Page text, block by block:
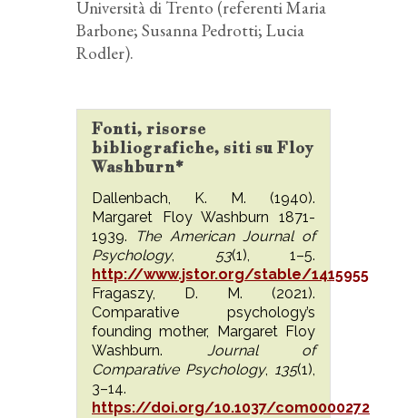
Università di Trento (referenti Maria
Barbone; Susanna Pedrotti; Lucia
Rodler).
Fonti, risorse
bibliografiche, siti su Floy
Washburn*
Dallenbach, K. M. (1940).
Margaret Floy Washburn 1871-
1939.
The American Journal of
Psychology, 53(1), 1–5.
http://www.jstor.org/stable/1415955
Fragaszy, D. M. (2021).
Comparative psychology’s
founding mother, Margaret Floy
Washburn. Journal of
Comparative Psychology, 135(1),
3–14.
https://doi.org/10.1037/com0000272